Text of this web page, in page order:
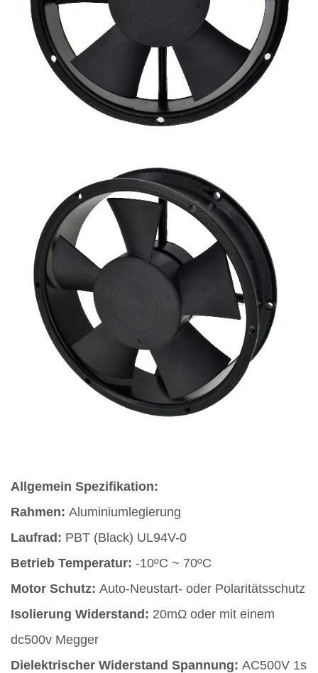
Allgemein Spezifikation:
Rahmen: Aluminiumlegierung
Laufrad: PBT (Black) UL94V-0
Betrieb Temperatur: -10ºC ~ 70ºC
Motor Schutz: Auto-Neustart- oder Polaritätsschutz
Isolierung Widerstand: 20mΩ oder mit einem
dc500v Megger
Dielektrischer Widerstand Spannung: AC500V 1s